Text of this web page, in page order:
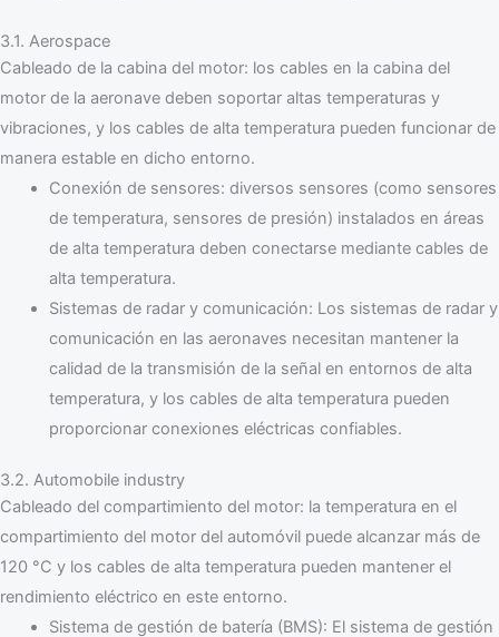
3.1. Aerospace
Cableado de la cabina del motor: los cables en la cabina del
motor de la aeronave deben soportar altas temperaturas y
vibraciones, y los cables de alta temperatura pueden funcionar de
manera estable en dicho entorno.
Conexión de sensores: diversos sensores (como sensores
de temperatura, sensores de presión) instalados en áreas
de alta temperatura deben conectarse mediante cables de
alta temperatura.
Sistemas de radar y comunicación: Los sistemas de radar y
comunicación en las aeronaves necesitan mantener la
calidad de la transmisión de la señal en entornos de alta
temperatura, y los cables de alta temperatura pueden
proporcionar conexiones eléctricas confiables.
3.2. Automobile industry
Cableado del compartimiento del motor: la temperatura en el
compartimiento del motor del automóvil puede alcanzar más de
120 °C y los cables de alta temperatura pueden mantener el
rendimiento eléctrico en este entorno.
Sistema de gestión de batería (BMS): El sistema de gestión